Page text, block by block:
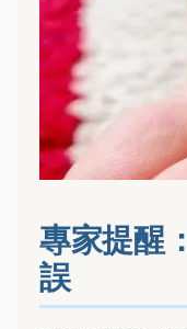
專家提醒
誤